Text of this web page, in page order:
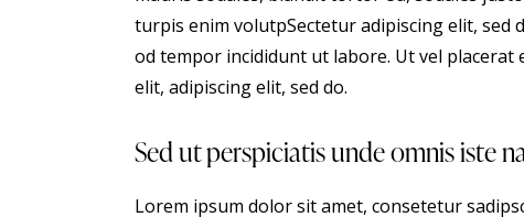
turpis enim volutpSectetur adipiscing elit, sed
od tempor incididunt ut labore. Ut vel
elit, adipiscing elit, sed do.
Sed ut perspiciatis unde omnis iste
Lorem ipsum dolor sit amet, consetetur